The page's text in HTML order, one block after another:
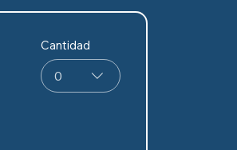
Cantidad
0